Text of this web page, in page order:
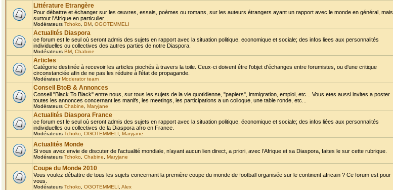
Littérature Etrangère
Pour débattre et échanger sur les œuvres, essais, poèmes ou romans, sur les auteurs étrangers ayant un rapport avec le monde en général, mais
surtout l'Afrique en particulier...
Modérateurs Tchoko BM OGOTEMMELI
Actualités Diaspora
ce forum est le seul où seront admis des sujets en rapport avec la situation politique, economique et sociale; des infos liees aux personnalités
individuelles ou collectives des autres parties de notre Diaspora.
Modérateurs BM Chabine
Articles
Catégorie destinée à recevoir les articles piochés à travers la toile. Ceux-ci doivent être l'objet d'échanges entre forumistes, ou d'une critique
circonstanciée afin de ne pas les réduire à l'état de propagande.
ModérateurModerator team
Conseil BtoB & Annonces
Conseil "Black To Black" entre nous, sur tous les sujets de la vie quotidienne, "papiers", immigration, emploi, etc... Vous etes aussi invites a poster
toutes les annonces concernant les manifs, les meetings, les participations a un colloque, une table ronde, etc...
Modérateurs Chabine Maryjane
Actualités Diaspora France
ce forum est le seul où seront admis des sujets en rapport avec la situation politique, économique et sociale; des infos liées aux personnalités
individuelles ou collectives de la Diaspora afro en France.
Modérateurs Tchoko OGOTEMMELI Maryjane
Actualités Monde
Si vous avez envie de discuter de l’actualité mondiale, n’ayant aucun lien direct, a priori, avec l’Afrique et sa Diaspora, faites le sur cette rubrique.
Modérateurs Tchoko Chabine Maryjane
Coupe du Monde 2010
Vous voulez débattre de tous les sujets concernant la première coupe du monde de football organisée sur le continent africain ? Ce forum est pour
vous.
Modérateurs Tchoko OGOTEMMELI Alex